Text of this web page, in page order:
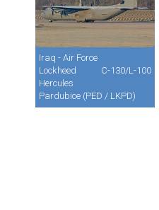
Iraq - Air Force
Lockheed C-130/L-100
Hercules
Pardubice (PED / LKPD)